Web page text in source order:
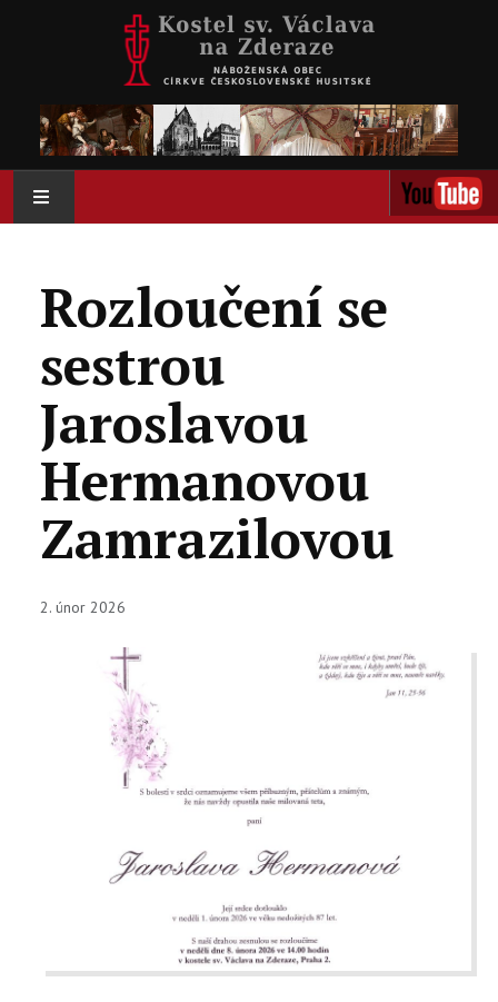
O NÁS
AKTIVITY
KOLUMBÁRIUM
KALENDÁŘ
KONTAKTY
Rozloučení se
sestrou
Jaroslavou
Hermanovou
Zamrazilovou
2. únor 2026